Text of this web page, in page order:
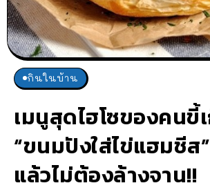
กินในบ้าน
เมนูสุดไฮโซของคนขี้
“ขนมปังใส่ไข่แฮมชีส
แล้วไม่ต้องล้างจาน!!